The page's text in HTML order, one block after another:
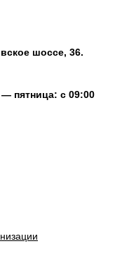
шоссе, 36.
пятница: с 09:00